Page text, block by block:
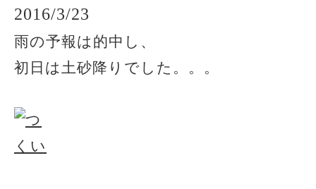
2016/3/23
雨の予報は的中し、
初日は土砂降りでした。。。